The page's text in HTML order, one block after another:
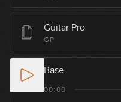
Guitar Pro
GP
Base
00:00
16:44
23:11
4